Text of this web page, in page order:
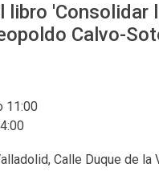
libro 'Consolidar
Calvo-
11:00
Calle Duque de la